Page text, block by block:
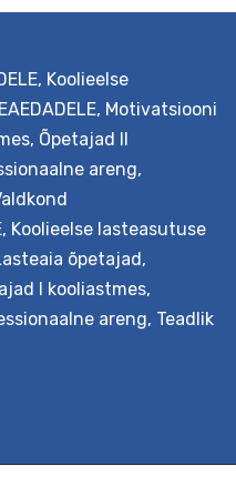
kui oluline on laste
See sekkumine
, Koolieelse
, Motivatsiooni
, Õpetajad II
areng,
, Koolieelse lasteasutuse
õpetajad,
I kooliastmes,
areng, Teadlik